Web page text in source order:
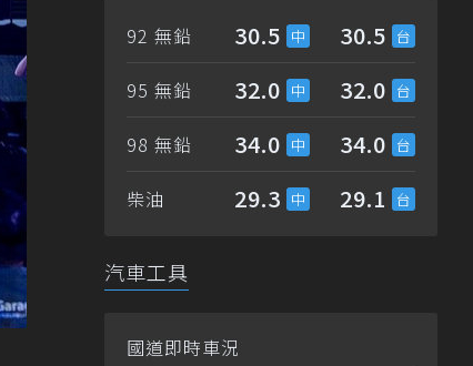
92 無鉛 30.5 30.5
95 無鉛 32.0 32.0
98 無鉛 34.0 34.0
柴油 29.3 29.1
汽車工具
國道即時車況